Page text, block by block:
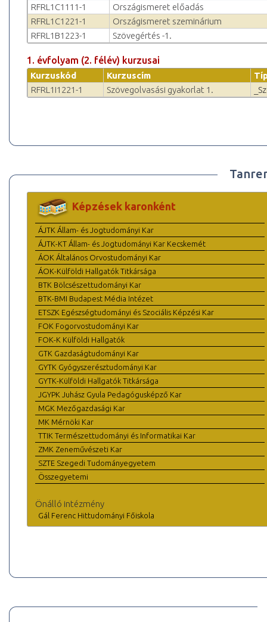
RFRL1C1111-1
Országismeret előadás
RFRL1C1221-1
Országismeret szeminárium
RFRL1B1223-1
Szövegértés -1.
1. évfolyam (2. félév) kurzusai
Kurzuskód Kurzuscím
RFRL1I1221-1
Szövegolvasási gyakorlat 1.
Képzések karonként
ÁJTK Állam- és Jogtudományi Kar
ÁJTK-KT Állam- és Jogtudományi Kar Kecskemét
ÁOK Általános Orvostudományi Kar
ÁOK-Külföldi Hallgatók Titkársága
BTK Bölcsészettudományi Kar
BTK-BMI Budapest Média Intézet
ETSZK Egészségtudományi és Szociális Képzési Kar
FOK Fogorvostudományi Kar
FOK-K Külföldi Hallgatók
GTK Gazdaságtudományi Kar
GYTK Gyógyszerésztudományi Kar
GYTK-Külföldi Hallgatók Titkársága
JGYPK Juhász Gyula Pedagógusképző Kar
MGK Mezőgazdasági Kar
MK Mérnöki Kar
TTIK Természettudományi és Informatikai Kar
ZMK Zeneművészeti Kar
SZTE Szegedi Tudományegyetem
Összegyetemi
Önálló intézmény
Gál Ferenc Hittudományi Főiskola